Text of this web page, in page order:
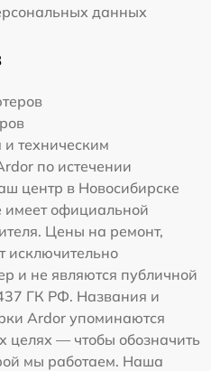
данных
техническим
по истечении
центр в Новосибирске
имеет официальной
Цены на ремонт,
исключительно
и не являются публичной
ГК РФ. Названия и
Ardor упоминаются
целях — чтобы обозначить
мы работаем. Наша